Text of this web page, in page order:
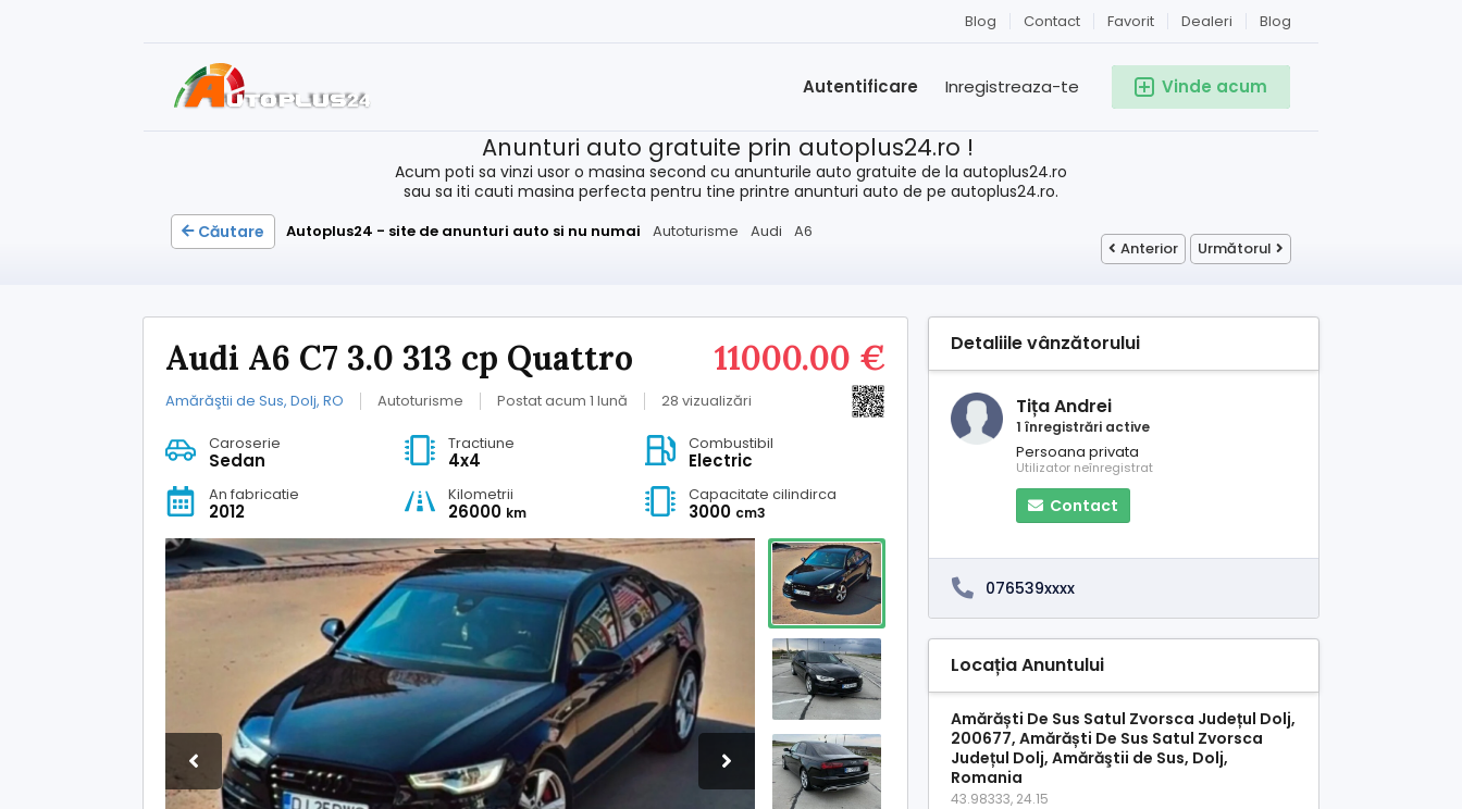
Blog
Dealeri
Favorit
Contact
Blog
Vinde acum
Inregistreaza-te
Autentificare
Anunturi auto gratuite prin autoplus24.ro !
Acum poti sa vinzi usor o masina second cu anunturile auto gratuite de la autoplus24.ro
sau sa iti cauti masina perfecta pentru tine printre anunturi auto de pe autoplus24.ro.
Căutare
Autoplus24 - site de anunturi auto si nu numai Autoturisme Audi
A6
Anterior
Următorul
11000.00 €
Audi A6 C7 3.0 313 cp Quattro
Amărăştii de Sus, Dolj, RO Autoturisme Postat acum 1 lună 28 vizualizări
Caroserie
Sedan
Tractiune
4x4
Combustibil
Electric
An fabricatie
2012
Kilometrii
26000 km
Capacitate cilindirca
3000 cm3
Detaliile vânzătorului
Tița Andrei
1 înregistrări active
Persoana privata
Utilizator neînregistrat
Contact
076539xxxx
Locația Anuntului
Amărăști De Sus Satul Zvorsca Județul Dolj,
200677, Amărăști De Sus Satul Zvorsca
Județul Dolj, Amărăştii de Sus, Dolj,
Romania
43.98333, 24.15